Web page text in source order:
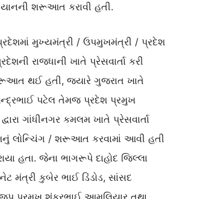
શરૂઆત કરાવી હતી.
મુખ્યમંત્રી / ઉપમુખમંત્રી / પ્રદેશ
રાજધાની ખાતે પ્રેસવાર્તા કરી
થઈ હતી, જ્યારે ગુજરાત ખાતે
પટેલ તેમજ પ્રદેશ પ્રમુખ
ગાંધીનગર કમલમ ખાતે પ્રેસવાર્તા
લોન્ચિંગ / શરૂઆત કરવામાં આવી હતી
હતા. જેના ભાગરૂપે દાહોદ જિલ્લા
મંત્રી કુબેર ભાઈ ડિંડોડ, સાંસદ